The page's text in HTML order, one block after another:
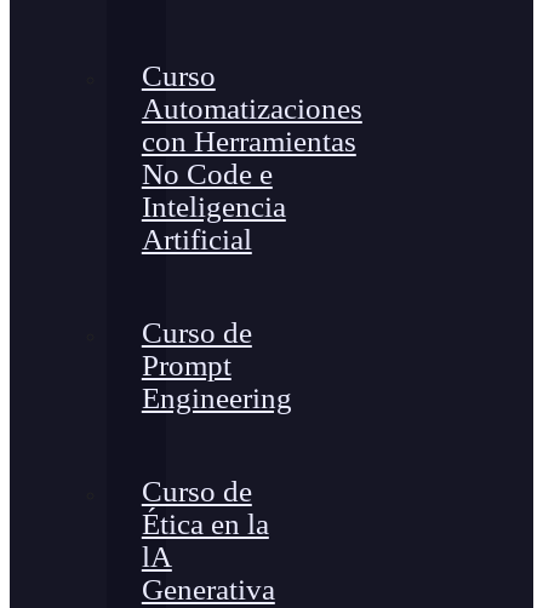
Curso
Automatizaciones
con Herramientas
No Code e
Inteligencia
Artificial
Curso de
Prompt
Engineering
Curso de
Ética en la
lA
Generativa